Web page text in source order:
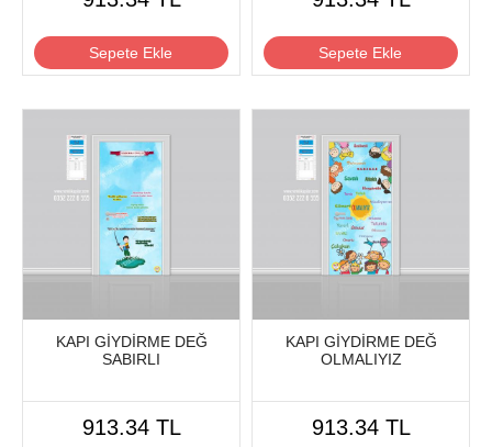
Sepete Ekle Sepete Ekle
KAPI GİYDİRME DEĞ
SABIRLI
913.34 TL
KAPI GİYDİRME DEĞ
OLMALIYIZ
913.34 TL